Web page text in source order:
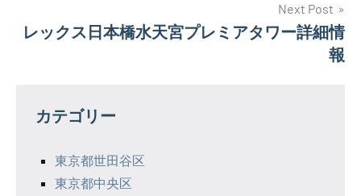
ビ
ー
Next Post
レックス日本橋水天宮プレミアタワー詳細情
報
カテゴリー
東京都世田谷区
東京都中央区